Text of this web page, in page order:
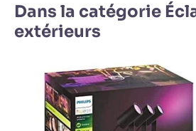
Dans la catégorie
extérieurs